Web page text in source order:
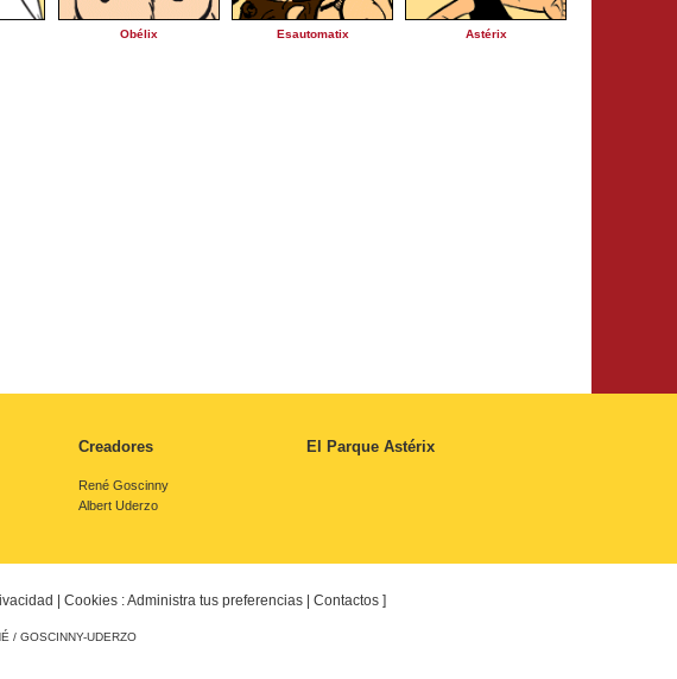
Obélix Esautomatix Astérix
Creadores
René Goscinny
Albert Uderzo
El Parque Astérix
Cookies : Administra tus preferencias Contactos ]
/ GOSCINNY-UDERZO